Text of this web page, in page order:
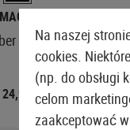
Butt-Pad
24,90 €
Na naszej
cookies.
(np. do obsługi
celom
zaakceptować